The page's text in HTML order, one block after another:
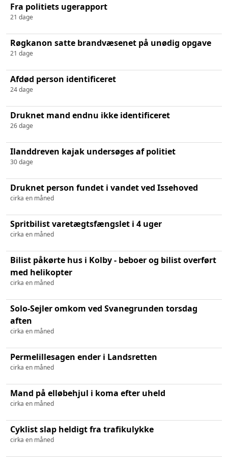
Fra politiets ugerapport
21 dage
Røgkanon satte brandvæsenet på unødig opgave
21 dage
Afdød person identificeret
24 dage
Druknet mand endnu ikke identificeret
26 dage
Ilanddreven kajak undersøges af politiet
30 dage
Druknet person fundet i vandet ved Issehoved
cirka en måned
Spritbilist varetægtsfængslet i 4 uger
cirka en måned
Bilist påkørte hus i Kolby - beboer og bilist overført
med helikopter
cirka en måned
Solo-Sejler omkom ved Svanegrunden torsdag
aften
cirka en måned
Permelillesagen ender i Landsretten
cirka en måned
Mand på elløbehjul i koma efter uheld
cirka en måned
Cyklist slap heldigt fra trafikulykke
cirka en måned